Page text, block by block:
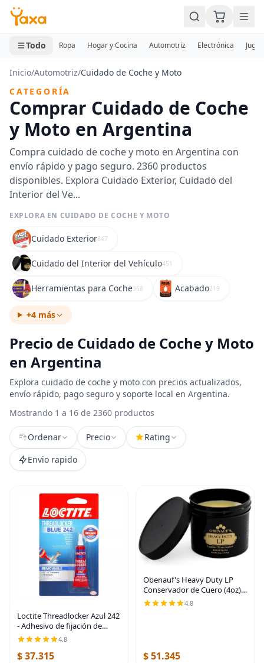
MINI CARRITO
0 productos
Todo Ropa Hogar y Cocina Automotriz Electrónica
Inicio/Automotriz/Cuidado de Coche y Moto
CATEGORÍA
Comprar Cuidado de Coche
y Moto en Argentina
Compra cuidado de coche y moto en Argentina con
envío rápido y pago seguro. 2360 productos
disponibles. Explora Cuidado Exterior, Cuidado del
Interior del Ve...
EXPLORA EN CUIDADO DE COCHE Y MOTO
Cuidado Exterior847
Cuidado del Interior del Vehículo451
Herramientas para Coche368 Acabado219
+4 más
Precio de Cuidado de Coche y Moto
en Argentina
Explora cuidado de coche y moto con precios actualizados,
envío rápido, pago seguro y soporte local en Argentina.
Mostrando 1 a 16 de 2360 productos
Ordenar Precio
Rating
Envio rapido
Loctite Threadlocker Azul 242
- Adhesivo de fijación de
roscas removible para
tuercas, pernos y
sujetadores, adhesivo para
4.8
$ 37.315
Obenauf's Heavy Duty LP
Conservador de Cuero (4oz) -
Aceite de Cera de Abeja 100%
Natural - Rejuvenecer,
4.8
$ 51.345